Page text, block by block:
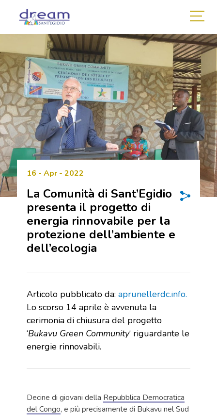
16 - Apr - 2022
La Comunità di Sant’Egidio
presenta il progetto di
energia rinnovabile per la
protezione dell’ambiente e
dell’ecologia
Articolo pubblicato da: aprunellerdc.info.
Lo scorso 14 aprile è avvenuta la
cerimonia di chiusura del progetto
‘Bukavu Green Community‘ riguardante le
energie rinnovabili.
Decine di giovani della Repubblica Democratica
del Congo, e più precisamente di Bukavu nel Sud